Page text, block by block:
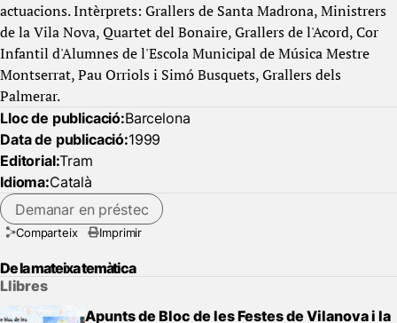
actuacions. Intèrprets: Grallers de Santa Madrona, Ministrers
de la Vila Nova, Quartet del Bonaire, Grallers de l'Acord, Cor
Infantil d'Alumnes de l'Escola Municipal de Música Mestre
Montserrat, Pau Orriols i Simó Busquets, Grallers dels
Palmerar.
Lloc de publicació:Barcelona
Data de publicació:1999
Editorial:Tram
Idioma:Català
Demanar en préstec
Comparteix Imprimir
De la mateixa temàtica
Llibres
Apunts de Bloc de les Festes de Vilanova i la